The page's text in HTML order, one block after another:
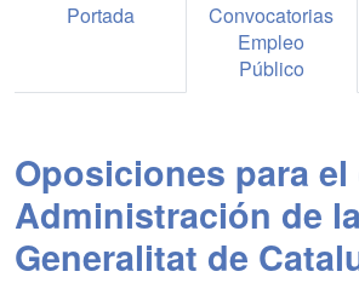
Portada
Convocatorias
Empleo
Público
Oposiciones para
Administración de la
Generalitat de